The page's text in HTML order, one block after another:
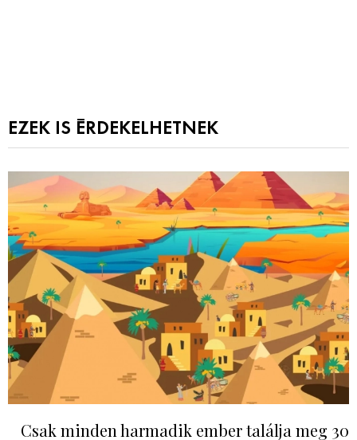
EZEK IS ÉRDEKELHETNEK
Csak minden harmadik ember találja meg 30